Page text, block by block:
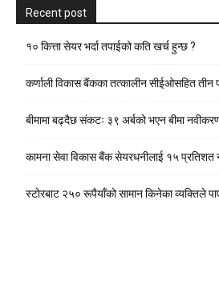
Recent post
१० कित्ता सेयर भर्दा तपाईको कति खर्च हुन्छ ?
कर्णाली विकास बैंकका तत्कालीन सीईओसहित तीन
बीमामा बढ्दैछ संकटः ३९ अर्बको भएन बीमा
कामना सेवा विकास बैंक सेयरधनीलाई १५ प्रतिशत
स्टाेरबाट २५० रूपैयाँको सामान किनेका व्यक्तिले